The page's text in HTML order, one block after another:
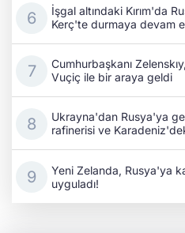
İşgal altındaki Kırım'da
Kerç'te durmaya devam
Cumhurbaşkanı
Vuçiç ile bir araya geldi
Ukrayna'dan Rusya'ya
rafinerisi ve
Yeni Zelanda, Rusya'ya
uyguladı!